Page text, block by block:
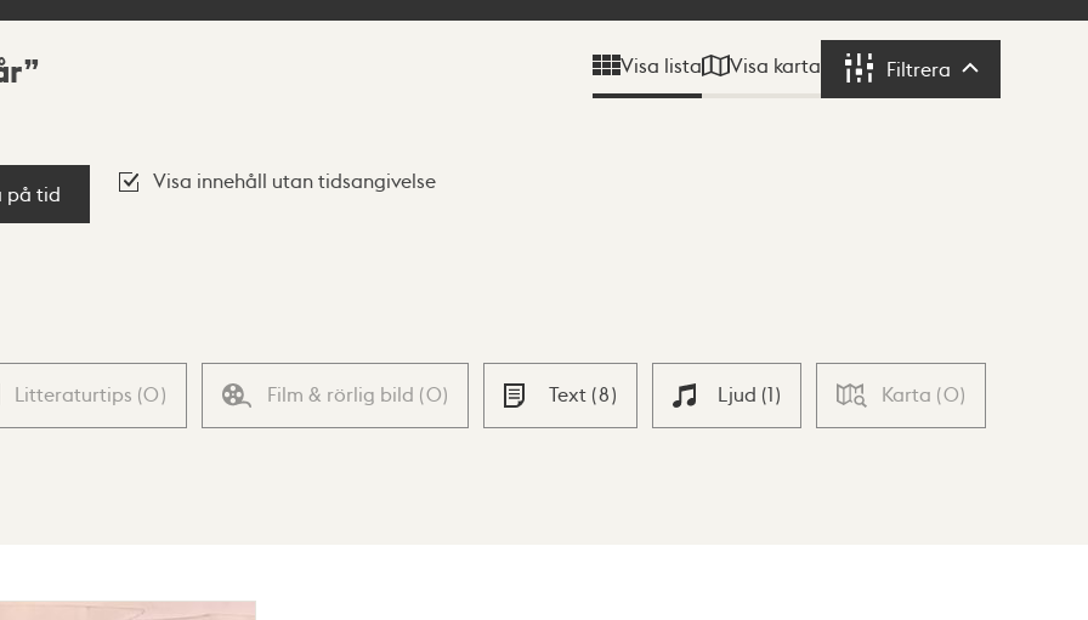
Visa lista Visa karta Filtrera Filtrera
på tid
Visa innehåll utan tidsangivelse
Litteraturtips (0) Film & rörlig bild (0) Text (8) Ljud (1) Karta (0)